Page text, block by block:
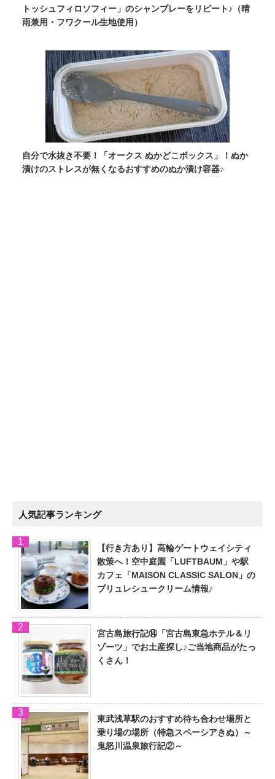
トッシュフィロソフィー」のシャンブレーをリピート♪（晴
雨兼用・フワクール生地使用）
自分で水抜き不要！「オークス ぬかどこボックス」！ぬか
漬けのストレスが無くなるおすすめのぬか漬け容器♪
人気記事ランキング
【行き方あり】高輪ゲートウェイシティ
散策へ！空中庭園「LUFTBAUM」や駅
カフェ「MAISON CLASSIC SALON」の
ブリュレシュークリーム情報♪
宮古島旅行記⑭「宮古島東急ホテル＆リ
ゾーツ」でお土産探し♪ご当地商品がたっ
くさん！
東武浅草駅のおすすめ待ち合わせ場所と
乗り場の場所（特急スペーシアきぬ）～
鬼怒川温泉旅行記②～